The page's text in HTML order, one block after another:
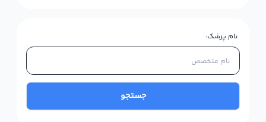
نام پزشک:
جستجو